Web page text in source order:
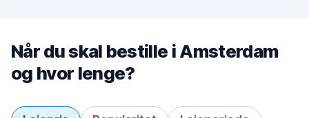
Når du skal bestille i Amsterdam
og hvor lenge?